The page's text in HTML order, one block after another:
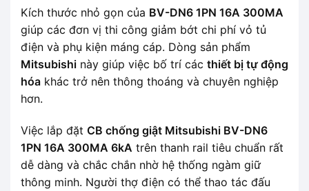
Kích thước nhỏ gọn của BV-DN6 1PN 16A 300MA
giúp các đơn vị thi công giảm bớt chi phí vỏ tủ
điện và phụ kiện máng cáp. Dòng sản phẩm
Mitsubishi này giúp việc bố trí các thiết bị tự động
hóa khác trở nên thông thoáng và chuyên nghiệp
hơn.
Việc lắp đặt CB chống giật Mitsubishi BV-DN6
1PN 16A 300MA 6kA trên thanh rail tiêu chuẩn rất
dễ dàng và chắc chắn nhờ hệ thống ngàm giữ
thông minh. Người thợ điện có thể thao tác đấu